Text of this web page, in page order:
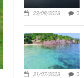
23/08/2023 0
31/07/2023 0